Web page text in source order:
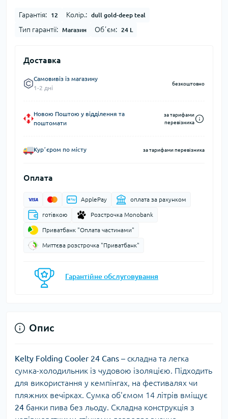
Гарантія: 12 Колір.: dull gold-deep teal
Тип гарантії: Магазин Обʼєм: 24 L
Доставка
Самовивіз із магазину
1-2 дні
безкоштовно
Новою Поштою у відділення та
поштомати
за тарифами
перевізника
Курʼєром по місту за тарифами перевізника
Оплата
ApplePay оплата за рахунком
готівкою Розстрочка Monobank
Приватбанк "Оплата частинами"
Миттєва розстрочка "Приватбанк"
Гарантійне обслуговування
Опис
Kelty Folding Cooler 24 Cans – складна та легка
сумка-холодильник із чудовою ізоляцією. Підходить
для використання у кемпінгах, на фестивалях чи
пляжних вечірках. Сумка об'ємом 14 літрів вміщує
24 банки пива без льоду. Складна конструкція з